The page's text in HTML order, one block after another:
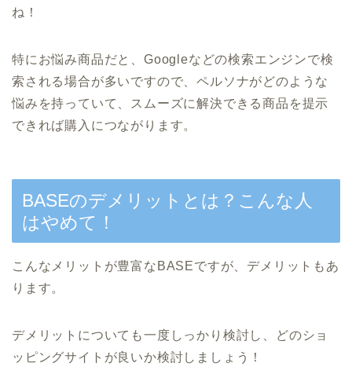
ね！
特にお悩み商品だと、Googleなどの検索エンジンで検
索される場合が多いですので、ペルソナがどのような
悩みを持っていて、スムーズに解決できる商品を提示
できれば購入につながります。
BASEのデメリットとは？こんな人
はやめて！
こんなメリットが豊富なBASEですが、デメリットもあ
ります。
デメリットについても一度しっかり検討し、どのショ
ッピングサイトが良いか検討しましょう！